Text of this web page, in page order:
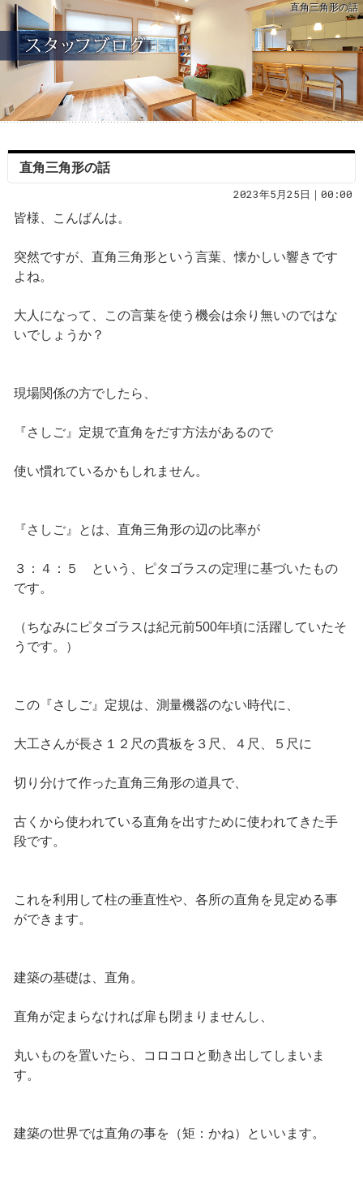
直角三角形の話
直角三角形の話
2023年5月25日｜00:00
皆様、こんばんは。
突然ですが、直角三角形という言葉、懐かしい響きです
よね。
大人になって、この言葉を使う機会は余り無いのではな
いでしょうか？
現場関係の方でしたら、
『さしご』定規で直角をだす方法があるので
使い慣れているかもしれません。
『さしご』とは、直角三角形の辺の比率が
３：４：５ という、ピタゴラスの定理に基づいたもの
です。
（ちなみにピタゴラスは紀元前500年頃に活躍していたそ
うです。）
この『さしご』定規は、測量機器のない時代に、
大工さんが長さ１２尺の貫板を３尺、４尺、５尺に
切り分けて作った直角三角形の道具で、
古くから使われている直角を出すために使われてきた手
段です。
これを利用して柱の垂直性や、各所の直角を見定める事
ができます。
建築の基礎は、直角。
直角が定まらなければ扉も閉まりませんし、
丸いものを置いたら、コロコロと動き出してしまいま
す。
建築の世界では直角の事を（矩：かね）といいます。